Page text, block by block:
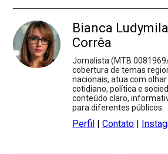
Bianca
Corrêa
Jornalista (MTB
cobertura de temas
nacionais, atua com
cotidiano, política e
conteúdo claro,
para diferentes públicos.
Perfil |Contato |